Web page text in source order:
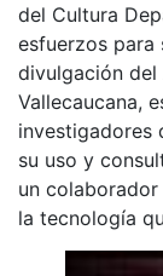
del Cultura
esfuerzos para
divulgación del
Vallecaucana,
investigadores
su uso y
un
la tecnología